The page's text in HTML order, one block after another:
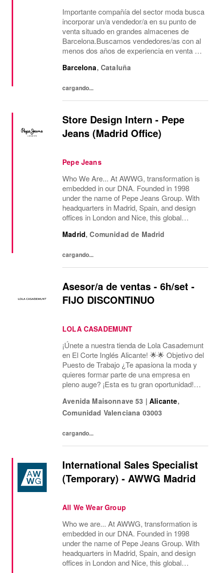
Importante compañía del sector moda busca
incorporar un/a vendedor/a en su punto de
venta situado en grandes almacenes de
Barcelona.Buscamos vendedores/as con al
menos dos años de experiencia en venta de
comerciales, recepción de mercancía,
Barcelona, Cataluña
cargando...
Store Design Intern - Pepe
Jeans (Madrid Office)
Pepe Jeans
Who We Are... At AWWG, transformation is
embedded in our DNA. Founded in 1998
under the name of Pepe Jeans Group. With
headquarters in Madrid, Spain, and design
offices in London and Nice, this global
Pepe Jeans London, Hackett, and
Madrid,Comunidad de Madrid
cargando...
Asesor/a de ventas - 6h/set -
FIJO DISCONTINUO
LOLA CASADEMUNT
¡Únete a nuestra tienda de Lola Casademunt
en El Corte Inglés Alicante! 🌟🌟 Objetivo del
Puesto de Trabajo ¿Te apasiona la moda y
quieres formar parte de una empresa en
pleno auge? ¡Esta es tu gran oportunidad!
para nuestra tienda en Av. Maisonnave, 53...
Avenida Maisonnave 53 | Alicante,
Comunidad Valenciana 03003
cargando...
International Sales Specialist
(Temporary) - AWWG Madrid
All We Wear Group
Who we are... At AWWG, transformation is
embedded in our DNA. Founded in 1998
under the name of Pepe Jeans Group. With
headquarters in Madrid, Spain, and design
offices in London and Nice, this global